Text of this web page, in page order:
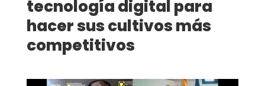
tecnología digital para
hacer sus cultivos más
competitivos